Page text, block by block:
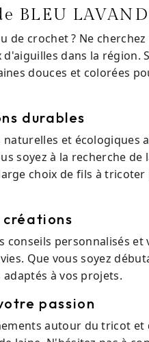
BLEU
de crochet ? Ne cherchez
dans la région.
douces et colorées
durables
naturelles et écologiques
soyez à la recherche de
choix de fils à
créations
personnalisés et
Que vous soyez
à vos projets.
passion
autour du tricot et